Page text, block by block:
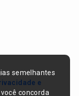
semelhantes
e
concorda